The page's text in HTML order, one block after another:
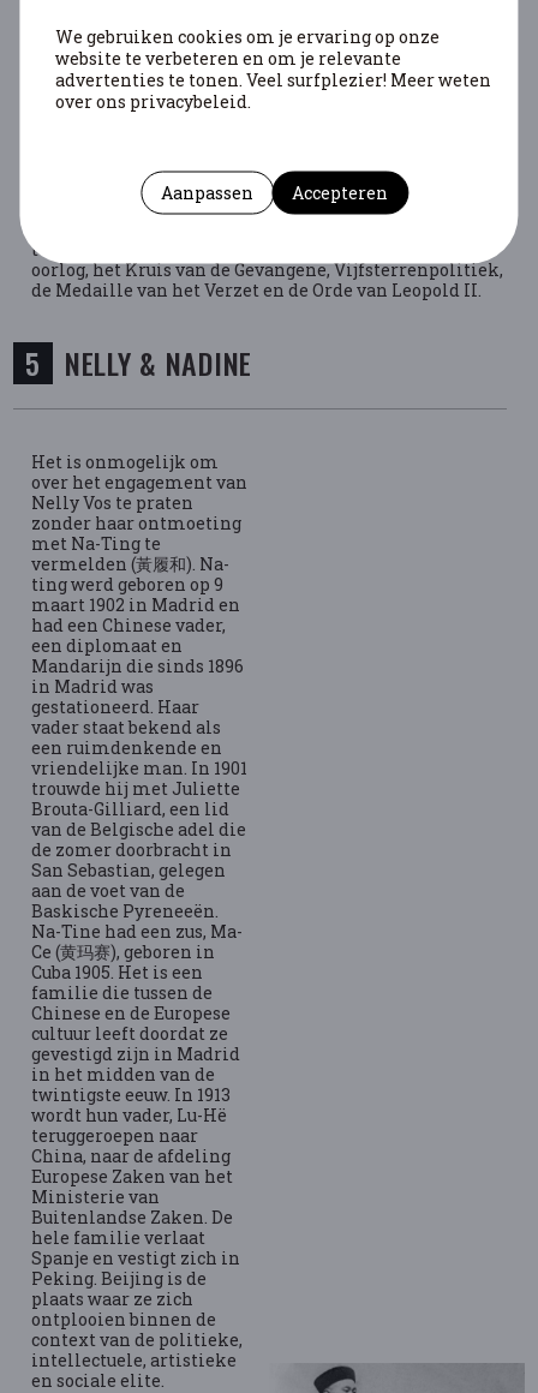
elkaar opnieuw in Brussel. In 1950 besluiten ze naar
Caracas te vertrekken. Nelly herontdekt haar stem en
treedt onder andere op in het Maison d’Italie. Een lang
leven samen, twintig jaren samen. Maar ze moeten
Nadine is ernstig ziek. Ze sterft op 16 februari 1972.
Nelly op 4 februari 1987. De inzet van Nelly leverde
haar een aantal eremedailles op: de
twee gekruiste bliksemschichten, het Kruis van de
oorlog, het Kruis van de Gevangene, Vijfsterrenpolitiek,
de Medaille van het Verzet en de Orde van Leopold II.
NELLY & NADINE
Het is onmogelijk om
over het engagement van
Nelly Vos te praten
zonder haar ontmoeting
met Na-Ting te
vermelden (黃履和). Na-
ting werd geboren op 9
maart 1902 in Madrid en
had een Chinese vader,
een diplomaat en
Mandarijn die sinds 1896
in Madrid was
gestationeerd. Haar
vader staat bekend als
een ruimdenkende en
vriendelijke man. In 1901
trouwde hij met Juliette
Brouta-Gilliard, een lid
van de Belgische adel die
de zomer doorbracht in
San Sebastian, gelegen
aan de voet van de
Baskische Pyreneeën.
Na-Tine had een zus, Ma-
Ce (黄玛赛), geboren in
Cuba 1905. Het is een
familie die tussen de
Chinese en de Europese
cultuur leeft doordat ze
gevestigd zijn in Madrid
in het midden van de
twintigste eeuw. In 1913
wordt hun vader, Lu-Hë
teruggeroepen naar
China, naar de afdeling
Europese Zaken van het
Ministerie van
Buitenlandse Zaken. De
hele familie verlaat
Spanje en vestigt zich in
Peking. Beijing is de
plaats waar ze zich
ontplooien binnen de
context van de politieke,
intellectuele, artistieke
en sociale elite.
We gebruiken cookies om je ervaring op onze
website te verbeteren en om je relevante
advertenties te tonen. Veel surfplezier! Meer weten
over ons privacybeleid.
Aanpassen Accepteren